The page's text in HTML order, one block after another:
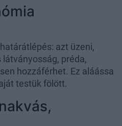
azt üzeni,
préda,
hozzáférhet. Ez aláássa
testük fölött.